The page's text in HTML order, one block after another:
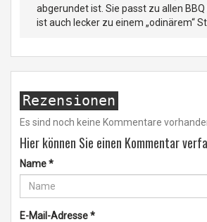
abgerundet ist. Sie passt zu allen BBQ
ist auch lecker zu einem „odinärem“
Rezensionen
Es sind noch keine Kommentare
Hier können Sie einen Kommentar
Name*
E-Mail-Adresse*